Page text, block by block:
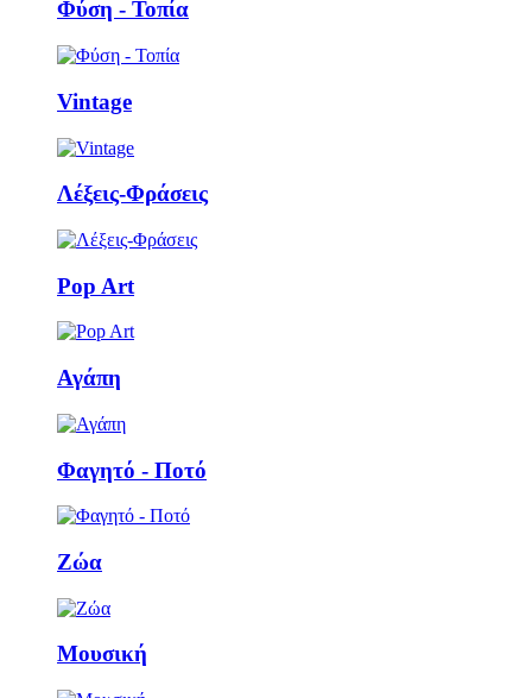
Φύση - Τοπία
Vintage
Λέξεις-Φράσεις
Pop Art
Αγάπη
Φαγητό - Ποτό
Ζώα
Μουσική